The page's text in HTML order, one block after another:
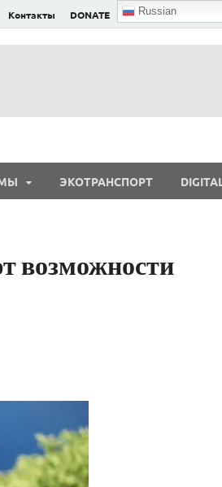
Контакты DONATE Russian
ЭКОТРАНСПОРТ DIGITAL
возможности